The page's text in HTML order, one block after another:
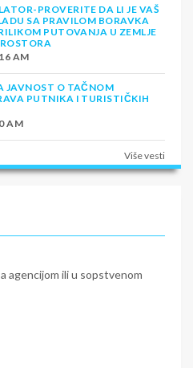
PROVERITE DA LI JE VAŠ
SA PRAVILOM BORAVKA
PUTOVANJA U ZEMLJE
AM
JAVNOST O TAČNOM
PUTNIKA I TURISTIČKIH
AM
Više vesti
agencijom ili u sopstvenom